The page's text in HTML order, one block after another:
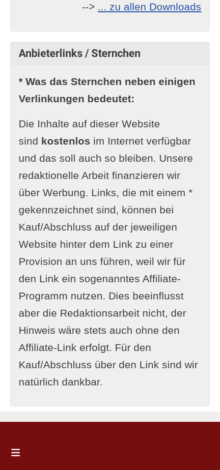
--> ... zu allen Downloads
Anbieterlinks / Sternchen
* Was das Sternchen neben einigen
Verlinkungen bedeutet:
Die Inhalte auf dieser Website
sind kostenlos im Internet verfügbar
und das soll auch so bleiben. Unsere
redaktionelle Arbeit finanzieren wir
über Werbung. Links, die mit einem *
gekennzeichnet sind, können bei
Kauf/Abschluss auf der jeweiligen
Website hinter dem Link zu einer
Provision an uns führen, weil wir für
den Link ein sogenanntes Affiliate-
Programm nutzen. Dies beeinflusst
aber die Redaktionsarbeit nicht, der
Hinweis wäre stets auch ohne den
Affiliate-Link erfolgt. Für den
Kauf/Abschluss über den Link sind wir
natürlich dankbar.